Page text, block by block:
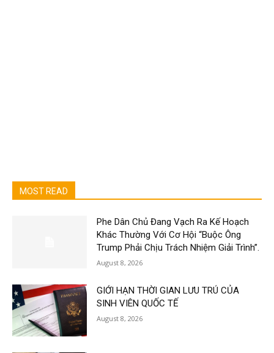
MOST READ
Phe Dân Chủ Đang Vạch Ra Kế Hoạch
Khác Thường Với Cơ Hội “Buộc Ông
Trump Phải Chịu Trách Nhiệm Giải Trình”.
August 8, 2026
GIỚI HẠN THỜI GIAN LƯU TRÚ CỦA
SINH VIÊN QUỐC TẾ
August 8, 2026